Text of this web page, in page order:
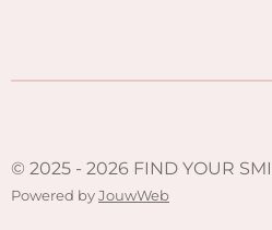
© 2025 - 2026 FIND YOUR
Powered byJouwWeb